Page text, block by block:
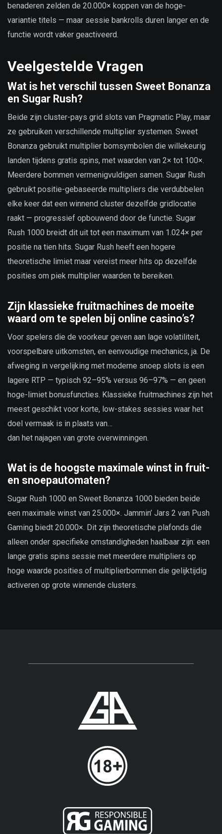
benaderen zelden de 20.000× koppen van de hoge-
variantie titels — maar sessie bankrolls duren langer en de
functie wordt vaker geactiveerd.
Veelgestelde Vragen
Wat is het verschil tussen Sweet Bonanza
en Sugar Rush?
Beide zijn cluster-pays grid slots van Pragmatic Play, maar
ze gebruiken verschillende multiplier systemen. Sweet
Bonanza gebruikt multiplier bomsymbolen die willekeurig
landen tijdens gratis spins, met waarden van 2× tot 100×.
Meerdere bommen vermenigvuldigen samen. Sugar Rush
gebruikt positie-gebaseerde multipliers die verdubbelen
elke keer dat een winnend cluster dezelfde gridlocatie
raakt — progressief opbouwend door de functie. Sugar
Rush 1000 breidt dit uit tot een maximum van 1.024× per
positie na tien hits. Sugar Rush heeft een hogere
theoretische limiet maar vereist meer hits op dezelfde
posities om piek multiplier waarden te bereiken.
Zijn klassieke fruitmachines de moeite
waard om te spelen bij online casino’s?
Voor spelers die de voorkeur geven aan lage volatiliteit,
voorspelbare uitkomsten, en eenvoudige mechanics, ja. De
afweging in vergelijking met moderne snoep slots is een
lagere RTP — typisch 92–95% versus 96–97% — en geen
hoge-limiet bonusfuncties. Klassieke fruitmachines zijn het
meest geschikt voor korte, low-stakes sessies waar het
doel vermaak is in plaats van…
dan het najagen van grote overwinningen.
Wat is de hoogste maximale winst in fruit-
en snoepautomaten?
Sugar Rush 1000 en Sweet Bonanza 1000 bieden beide
een maximale winst van 25.000×. Jammin’ Jars 2 van Push
Gaming biedt 20.000×. Dit zijn theoretische plafonds die
alleen onder specifieke omstandigheden haalbaar zijn: een
lange gratis spins sessie met meerdere multipliers op
hoge waarde posities of multiplierbommen die gelijktijdig
activeren op grote winnende clusters.